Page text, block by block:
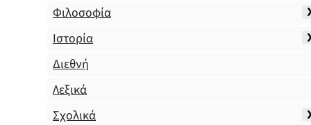
Φιλοσοφία
Ιστορία
Διεθνή
Λεξικά
Σχολικά